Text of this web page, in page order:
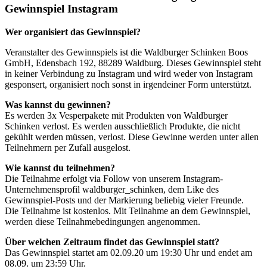
Gewinnspiel Instagram
Wer organisiert das Gewinnspiel?
Veranstalter des Gewinnspiels ist die Waldburger Schinken Boos
GmbH, Edensbach 192, 88289 Waldburg. Dieses Gewinnspiel steht
in keiner Verbindung zu Instagram und wird weder von Instagram
gesponsert, organisiert noch sonst in irgendeiner Form unterstützt.
Was kannst du gewinnen?
Es werden 3x Vesperpakete mit Produkten von Waldburger
Schinken verlost. Es werden ausschließlich Produkte, die nicht
gekühlt werden müssen, verlost. Diese Gewinne werden unter allen
Teilnehmern per Zufall ausgelost.
Wie kannst du teilnehmen?
Die Teilnahme erfolgt via Follow von unserem Instagram-
Unternehmensprofil waldburger_schinken, dem Like des
Gewinnspiel-Posts und der Markierung beliebig vieler Freunde.
Die Teilnahme ist kostenlos. Mit Teilnahme an dem Gewinnspiel,
werden diese Teilnahmebedingungen angenommen.
Über welchen Zeitraum findet das Gewinnspiel statt?
Das Gewinnspiel startet am 02.09.20 um 19:30 Uhr und endet am
08.09. um 23:59 Uhr.